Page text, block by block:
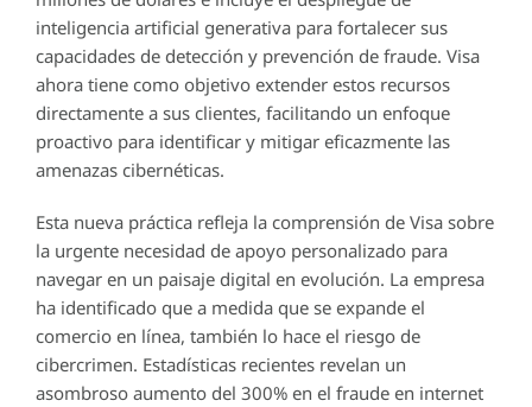
inteligencia artificial generativa para fortalecer sus
capacidades de detección y prevención de fraude. Visa
ahora tiene como objetivo extender estos recursos
directamente a sus clientes, facilitando un enfoque
proactivo para identificar y mitigar eficazmente las
amenazas cibernéticas.
Esta nueva práctica refleja la comprensión de Visa sobre
la urgente necesidad de apoyo personalizado para
navegar en un paisaje digital en evolución. La empresa
ha identificado que a medida que se expande el
comercio en línea, también lo hace el riesgo de
cibercrimen. Estadísticas recientes revelan un
asombroso aumento del 300% en el fraude en internet